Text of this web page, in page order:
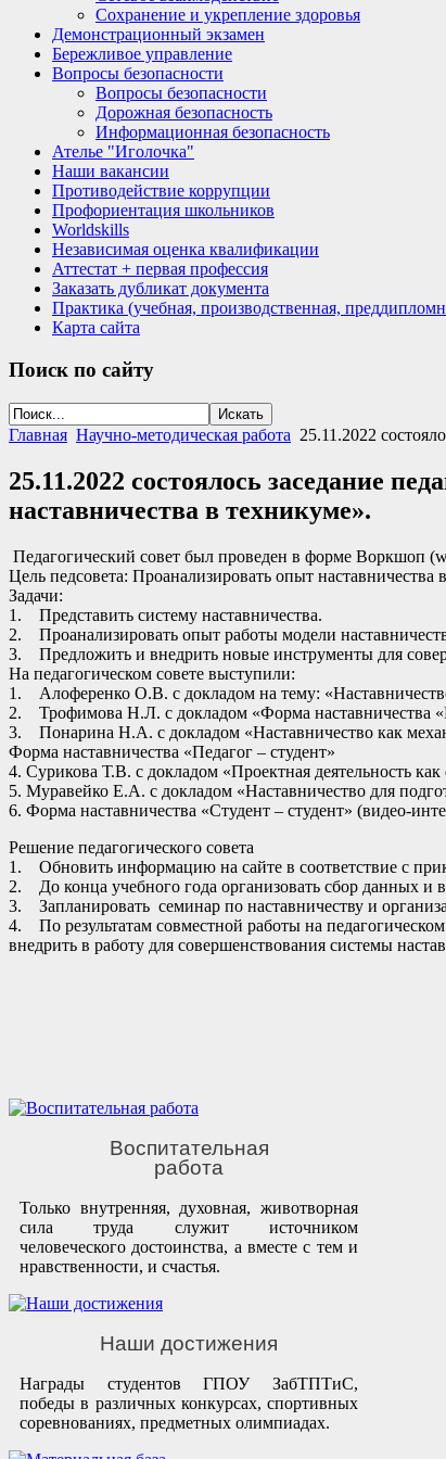
Сохранение и укрепление здоровья
Демонстрационный экзамен
Бережливое управление
Вопросы безопасности
Вопросы безопасности
Дорожная безопасность
Информационная безопасность
Ателье "Иголочка"
Наши вакансии
Противодействие коррупции
Профориентация школьников
Worldskills
Независимая оценка квалификации
Аттестат + первая профессия
Заказать дубликат документа
Практика (учебная, производственная,
Карта сайта
Поиск по сайту
Главная Научно-методическая работа 25.11.2022
25.11.2022 состоялось заседание
наставничества в техникуме».
Педагогический совет был проведен в форме Воркшоп
Цель педсовета: Проанализировать опыт
Задачи:
1. Представить систему наставничества.
2. Проанализировать опыт работы модели
3. Предложить и внедрить новые инструменты для
На педагогическом совете выступили:
1. Алоференко О.В. с докладом на тему:
2. Трофимова Н.Л. с докладом «Форма наставничества
3. Понарина Н.А. с докладом «Наставничество как
Форма наставничества «Педагог – студент»
4. Сурикова Т.В. с докладом «Проектная деятельность
5. Муравейко Е.А. с докладом «Наставничество для
6. Форма наставничества «Студент – студент» (видео-
Решение педагогического совета
1. Обновить информацию на сайте в соответствие с
2. До конца учебного года организовать сбор данных и
3. Запланировать семинар по наставничеству и
4. По результатам совместной работы на
внедрить в работу для совершенствования системы
Воспитательная
работа
Только внутренняя, духовная, животворная
сила труда служит источником
человеческого достоинства, а вместе с тем и
нравственности, и счастья.
Наши достижения
Награды студентов ГПОУ ЗабТПТиС,
победы в различных конкурсах, спортивных
соревнованиях, предметных олимпиадах.